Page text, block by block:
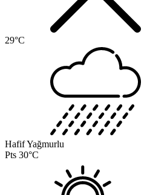
29°C
Hafif Yağmurlu
Pts 30°C